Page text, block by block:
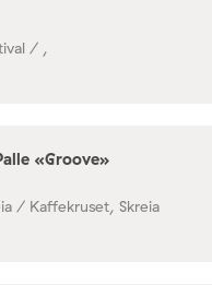
/ ,
«Groove»
/ Kaffekruset, Skreia